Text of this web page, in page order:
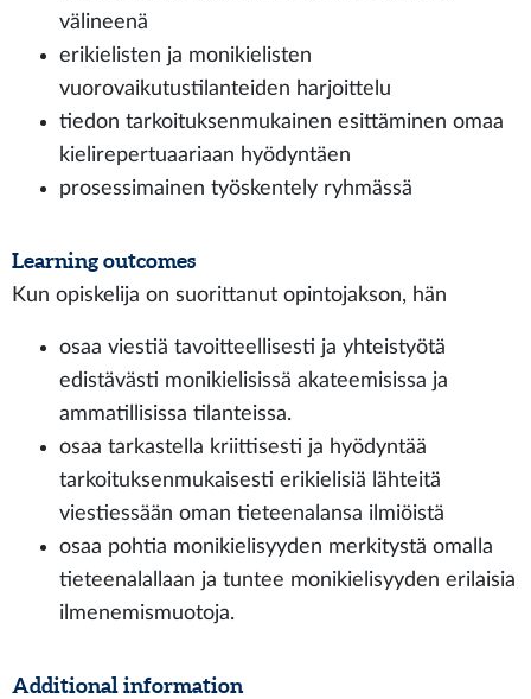
välineenä
erikielisten ja monikielisten
vuorovaikutustilanteiden harjoittelu
tiedon tarkoituksenmukainen esittäminen omaa
kielirepertuaariaan hyödyntäen
prosessimainen työskentely ryhmässä
Learning outcomes
Kun opiskelija on suorittanut opintojakson, hän
osaa viestiä tavoitteellisesti ja yhteistyötä
edistävästi monikielisissä akateemisissa ja
ammatillisissa tilanteissa.
osaa tarkastella kriittisesti ja hyödyntää
tarkoituksenmukaisesti erikielisiä lähteitä
viestiessään oman tieteenalansa ilmiöistä
osaa pohtia monikielisyyden merkitystä omalla
tieteenalallaan ja tuntee monikielisyyden erilaisia
ilmenemismuotoja.
Additional information